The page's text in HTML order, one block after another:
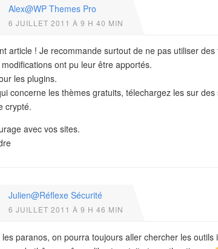
Alex@WP Themes Pro
6 JUILLET 2011 À 9 H 40 MIN
article ! Je recommande surtout de ne pas utiliser
ont pu leur être apportés.
les plugins.
concerne les thèmes gratuits, télechargez les sur
crypté.
avec vos sites.
Julien@Réflexe Sécurité
6 JUILLET 2011 À 9 H 46 MIN
les paranos, on pourra toujours aller chercher les